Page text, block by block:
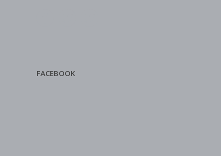
FACEBOOK